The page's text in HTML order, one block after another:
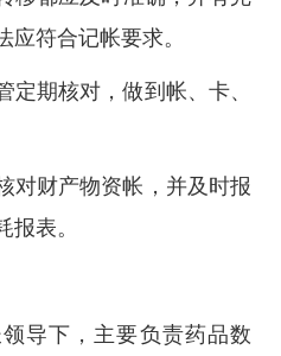
符合记帐要求。
定期核对，做到帐、卡、
对财产物资帐，并及时报
表。
导下，主要负责药品数